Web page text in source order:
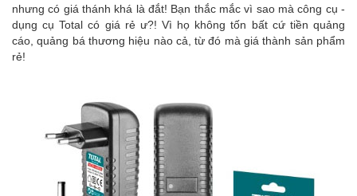
nhưng có giá thánh khá là đắt! Bạn thắc mắc vì sao mà công cụ -
dụng cụ Total có giá rẻ ư?! Vì họ không tốn bất cứ tiền quảng
cáo, quảng bá thương hiệu nào cả, từ đó mà giá thành sản phẩm
rẻ!